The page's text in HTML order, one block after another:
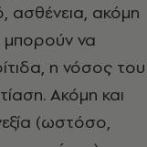
ασθένεια, ακόμη
μπορούν να
η νόσος του
Ακόμη και
(ωστόσο,